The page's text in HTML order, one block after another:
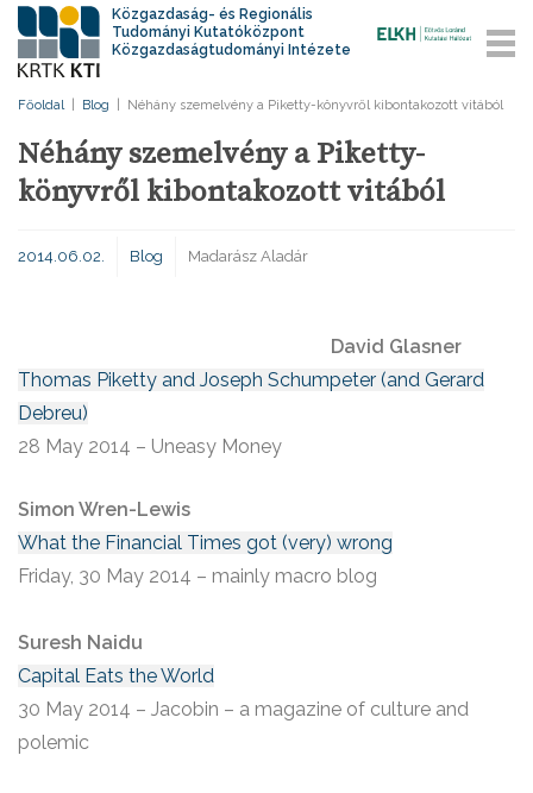
Közgazdaság- és Regionális
Tudományi Kutatóközpont
Közgazdaságtudományi Intézete
Főoldal Blog Néhány szemelvény a Piketty-könyvről kibontakozott vitából
Néhány szemelvény a Piketty-
könyvről kibontakozott vitából
2014.06.02. Blog Madarász Aladár
David Glasner
Thomas Piketty and Joseph Schumpeter (and Gerard
Debreu)
28 May 2014 – Uneasy Money
Simon Wren-Lewis
What the Financial Times got (very) wrong
Friday, 30 May 2014 – mainly macro blog
Suresh Naidu
Capital Eats the World
30 May 2014 – Jacobin – a magazine of culture and
polemic